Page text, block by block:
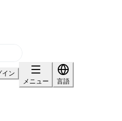
イン
メニュー
言語